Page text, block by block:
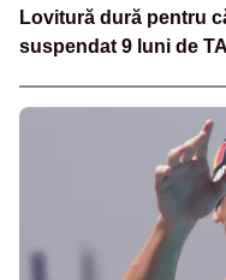
Lovitură dură pentru
suspendat 9 luni de